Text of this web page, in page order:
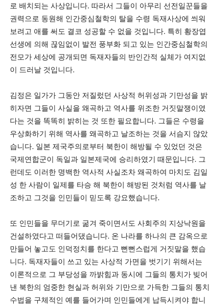
로 배치되는 사상입니다. 따라서 그들이 아무리 선전일꾼들을
권력으로 동원해 인간중심철학의 탈을 수령 독재사상에 씌워
보려고 애를 써도 결코 성공할 수 없을 것입니다. 특히 황장엽
선생에 의해 끊임없이 발전 풍부화 되고 있는 인간중심철학의
전모가 세상에 공개되면 독재자들의 반인간적 실체가 여지없
이 드러날 것입니다.
김정은 일가가 그동안 저질렀던 사상적 허위성과 기만성을 밝
히자면 그들이 사실을 왜곡하고 역사를 위조한 거짓말쟁이였
다는 것을 똑똑히 밝히는 것 또한 필요합니다. 그들은 수령을
우상화하기 위해 역사를 왜곡하고 날조하는 것을 서슴지 않았
습니다. 일본 제국주의로부터 북한이 해방될 수 있었던 것은
국제연합군이 독일과 일본제국에 승리하였기 때문입니다. 그
런데도 이러한 명백한 역사적 사실조차 왜곡하여 마치도 김일
성 한 사람이 일제를 타승 해 북한이 해방된 것처럼 역사를 날
조하고 그것을 인민들이 믿도록 강요했습니다.
또 인민들을 무더기로 굶겨 죽이면서도 사회주의 지상낙원을
건설하였다고 떠들어댔습니다. 온 나라를 하나의 큰 감옥으로
만들어 놓고도 인덕정치를 한다고 뻔뻔스럽게 거짓말을 했습
니다. 독재자들이 쓰고 있는 사상적 가면을 벗기기 위해서는
이론적으로 그 부당성을 까밝힘과 동시에 그들의 통치가 빚어
낸 북한의 엄중한 현실과 허위와 기만으로 가득한 그들의 통치
수법을 구체적인 예를 들어가며 인민들에게 납득시켜야 합니